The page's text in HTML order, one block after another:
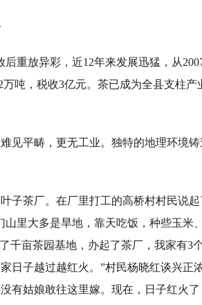
后重放异彩，近12年来发展迅猛，从
万吨，税收3亿元。茶已成为全县支柱产
见平畴，更无工业。独特的地理环境
子茶厂。在厂里打工的高桥村村民说
山里大多是旱地，靠天吃饭，种些玉米
千亩茶园基地，办起了茶厂，我家有3
日子越过越红火。”村民杨晓红谈兴正
有姑娘敢往这里嫁。现在，日子红火